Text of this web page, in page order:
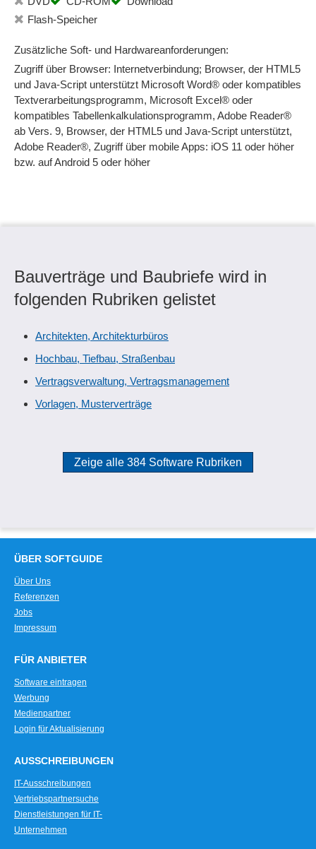
Flash-Speicher
Zusätzliche Soft- und Hardwareanforderungen:
Zugriff über Browser: Internetverbindung; Browser, der HTML5
und Java-Script unterstützt Microsoft Word® oder kompatibles
Textverarbeitungsprogramm, Microsoft Excel® oder
kompatibles Tabellenkalkulationsprogramm, Adobe Reader®
ab Vers. 9, Browser, der HTML5 und Java-Script unterstützt,
Adobe Reader®, Zugriff über mobile Apps: iOS 11 oder höher
bzw. auf Android 5 oder höher
Bauverträge und Baubriefe wird in
folgenden Rubriken gelistet
Architekten, Architekturbüros
Hochbau, Tiefbau, Straßenbau
Vertragsverwaltung, Vertragsmanagement
Vorlagen, Musterverträge
Zeige alle 384 Software Rubriken
ÜBER SOFTGUIDE
Über Uns
Referenzen
Jobs
Impressum
FÜR ANBIETER
Software eintragen
Werbung
Medienpartner
Login für Aktualisierung
AUSSCHREIBUNGEN
IT-Ausschreibungen
Vertriebspartnersuche
Dienstleistungen für IT-
Unternehmen